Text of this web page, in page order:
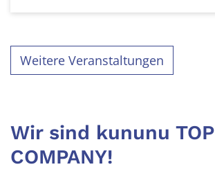
Weitere Veranstaltungen
Wir sind kununu TOP
COMPANY!